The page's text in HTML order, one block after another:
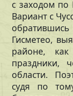
с заходом
Вариант с
Гисметео,
районе,
праздники,
области.
судя по